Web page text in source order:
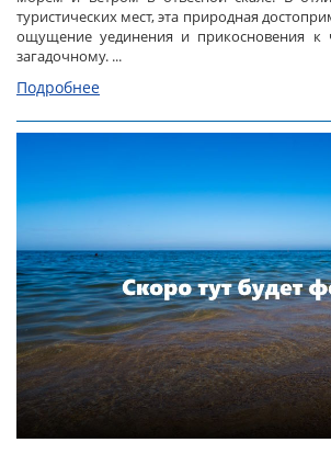
туристических мест, эта природная
ощущение уединения и прикосновения к
загадочному. ...
Подробнее